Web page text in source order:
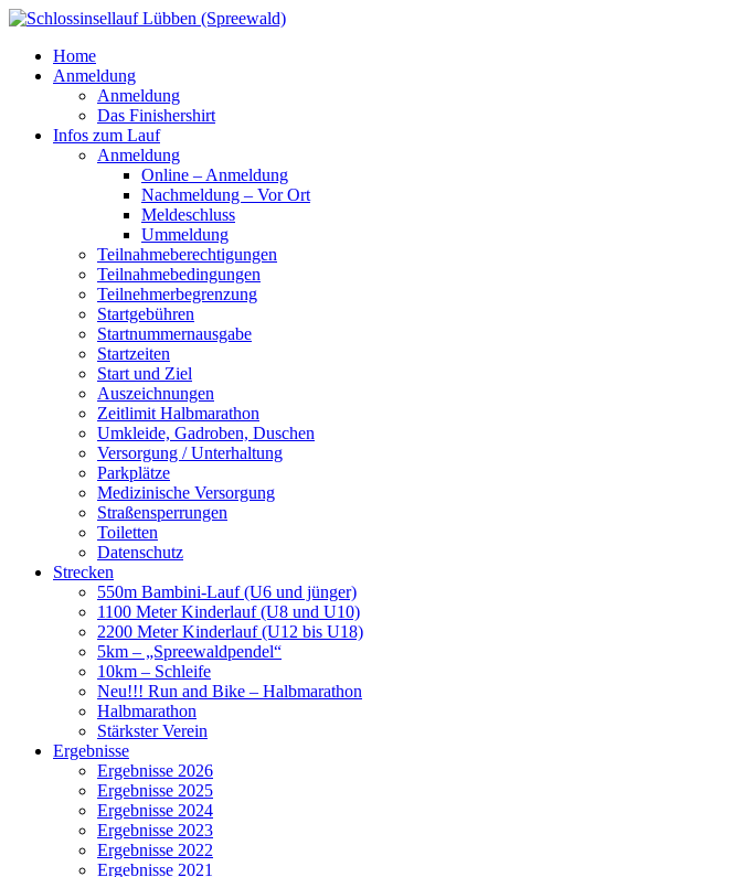
Home
Anmeldung
Anmeldung
Das Finishershirt
Infos zum Lauf
Anmeldung
Online – Anmeldung
Nachmeldung – Vor Ort
Meldeschluss
Ummeldung
Teilnahmeberechtigungen
Teilnahmebedingungen
Teilnehmerbegrenzung
Startgebühren
Startnummernausgabe
Startzeiten
Start und Ziel
Auszeichnungen
Zeitlimit Halbmarathon
Umkleide, Gadroben, Duschen
Versorgung / Unterhaltung
Parkplätze
Medizinische Versorgung
Straßensperrungen
Toiletten
Datenschutz
Strecken
550m Bambini-Lauf (U6 und jünger)
1100 Meter Kinderlauf (U8 und U10)
2200 Meter Kinderlauf (U12 bis U18)
5km – „Spreewaldpendel“
10km – Schleife
Neu!!! Run and Bike – Halbmarathon
Halbmarathon
Stärkster Verein
Ergebnisse
Ergebnisse 2026
Ergebnisse 2025
Ergebnisse 2024
Ergebnisse 2023
Ergebnisse 2022
Ergebnisse 2021